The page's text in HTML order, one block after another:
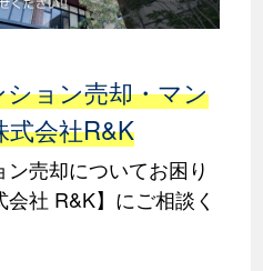
ョン売却・マン
会社R&K
売却についてお困り
社 R&K】にご相談く